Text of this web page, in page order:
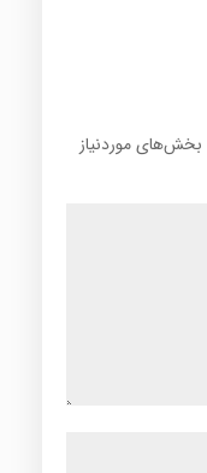
بخش‌های موردنیاز